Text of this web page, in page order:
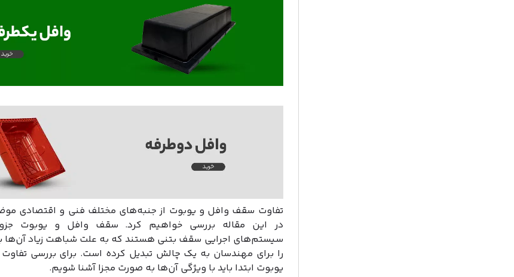
تفاوت سقف وافل و یوبوت از جنبه‌های مختلف فنی و اقتصادی
در این مقاله بررسی خواهیم کرد. سقف وافل و یوبوت جزو
سیستم‌های اجرایی سقف بتنی هستند که به علت شباهت زیاد آن‌ها
را برای مهندسان به یک چالش تبدیل کرده است. برای بررسی
یوبوت ابتدا باید با ویژگی‌ آن‌ها به صورت مجزا آشنا شویم.